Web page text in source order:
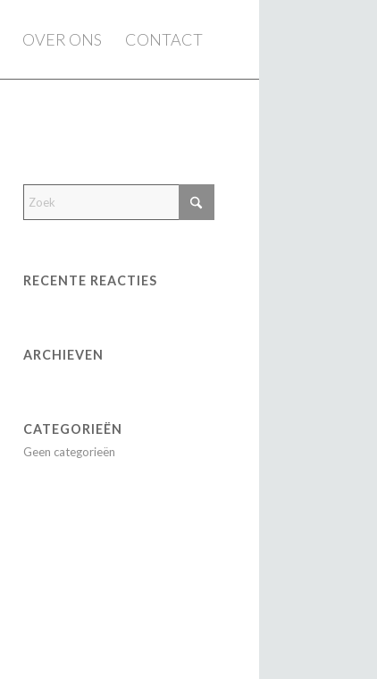
OVER ONS CONTACT
RECENTE REACTIES
ARCHIEVEN
CATEGORIEËN
Geen categorieën